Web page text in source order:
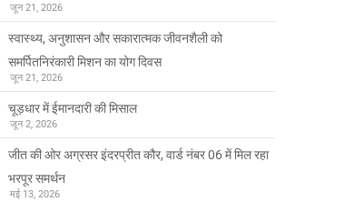
जून 21, 2026
स्वास्थ्य, अनुशासन और सकारात्मक जीवनशैली को
समर्पितनिरंकारी मिशन का योग दिवस
जून 21, 2026
चूड़धार में ईमानदारी की मिसाल
जून 2, 2026
जीत की ओर अग्रसर इंदरप्रीत कौर, वार्ड नंबर 06 में मिल रहा
भरपूर समर्थन
मई 13, 2026